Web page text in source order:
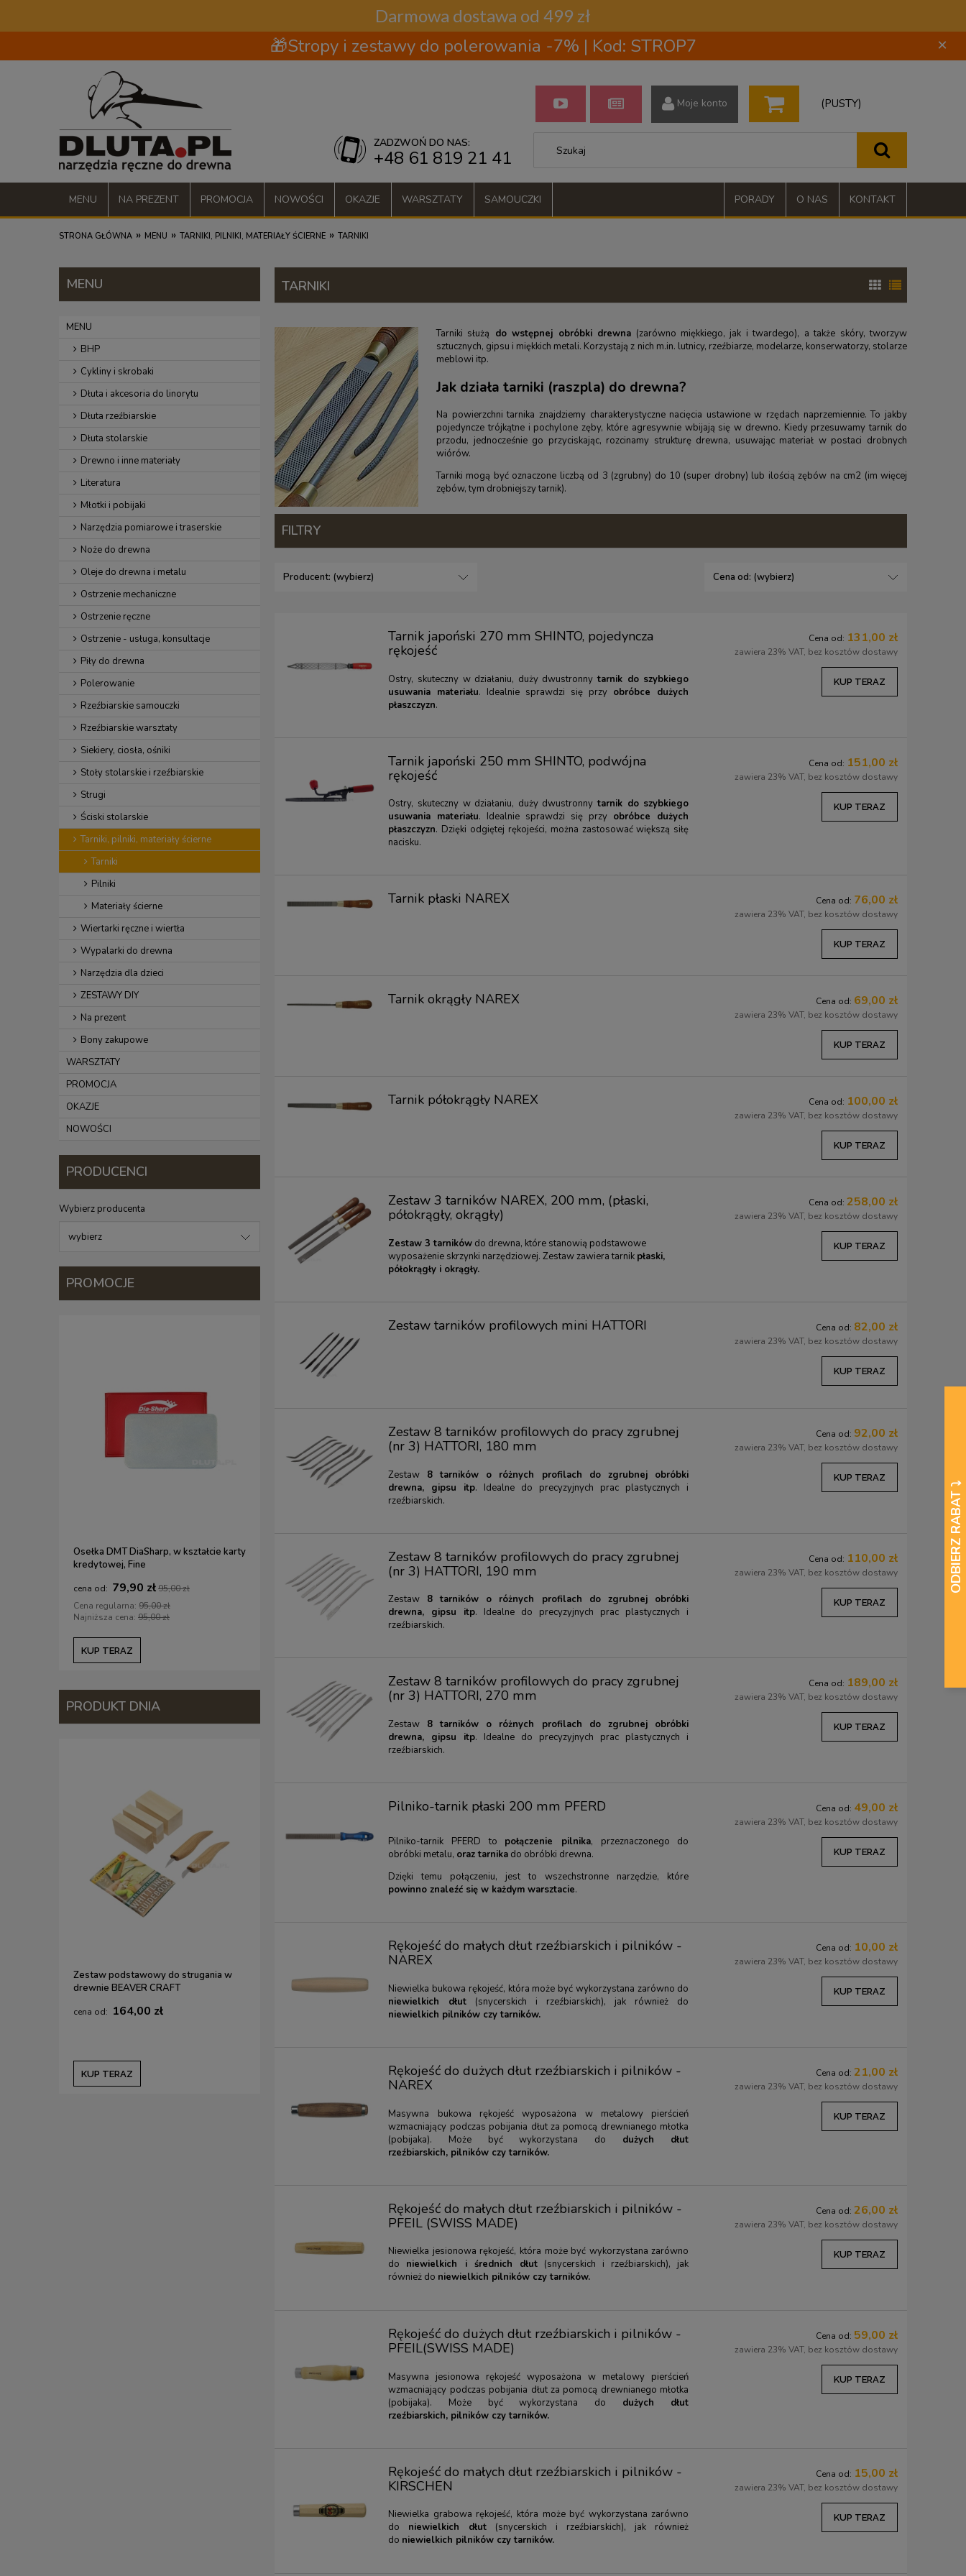
Darmowa dostawa od 499 zł
🎁Stropy i zestawy do polerowania -7% | Kod: STROP7 ×
(PUSTY)
Moje konto
ZADZWOŃ DO NAS:
+48 61 819 21 41
MENU NA PREZENT PROMOCJA NOWOŚCI OKAZJE WARSZTATY SAMOUCZKI KONTAKT
O NAS
PORADY
STRONA GŁÓWNA » MENU » TARNIKI, PILNIKI, MATERIAŁY ŚCIERNE » TARNIKI
MENU
MENU
BHP
Cykliny i skrobaki
Dłuta i akcesoria do linorytu
Dłuta rzeźbiarskie
Dłuta stolarskie
Drewno i inne materiały
Literatura
Młotki i pobijaki
Narzędzia pomiarowe i traserskie
Noże do drewna
Oleje do drewna i metalu
Ostrzenie mechaniczne
Ostrzenie ręczne
Ostrzenie - usługa, konsultacje
Piły do drewna
Polerowanie
Rzeźbiarskie samouczki
Rzeźbiarskie warsztaty
Siekiery, ciosła, ośniki
Stoły stolarskie i rzeźbiarskie
Strugi
Ściski stolarskie
Tarniki, pilniki, materiały ścierne
Tarniki
Pilniki
Materiały ścierne
Wiertarki ręczne i wiertła
Wypalarki do drewna
Narzędzia dla dzieci
ZESTAWY DIY
Na prezent
Bony zakupowe
WARSZTATY
PROMOCJA
OKAZJE
NOWOŚCI
PRODUCENCI
Wybierz producenta
PROMOCJE
Osełka DMT DiaSharp, w kształcie karty
kredytowej, Fine
79,90 zł95,00 zł
Cena regularna: 95,00 zł
Najniższa cena: 95,00 zł
KUP TERAZ
Zestaw DIY do renowacji drewnianych
desek kuchennych
44,00 zł50,00 zł
Cena regularna:50,00 zł
Najniższa cena:
Cyklina uniwersalna wąska NAREX 0,7
mm
Cena regularna:
20,00 zł
Najniższa cena:20,00 zł
Etui na narzędzia - edycja jubileuszowa -
DLUTA.PL / KIRSCHEN - 12 kieszeni
Cena regularna:
Najniższa cena:
Skrobak do
91,00 zł
Cena regularna:
Najniższa cena:
PRODUKT DNIA
Zestaw podstawowy do strugania w
drewnie BEAVER CRAFT
164,00 zł
KUP TERAZ
TARNIKI
Tarniki służą do wstępnej obróbki drewna (zarówno miękkiego, jak i twardego), a także skóry, tworzyw
sztucznych, gipsu i miękkich metali. Korzystają z nich m.in. lutnicy, rzeźbiarze, modelarze, konserwatorzy, stolarze
meblowi itp.
Jak działa tarniki (raszpla) do drewna?
Na powierzchni tarnika znajdziemy charakterystyczne nacięcia ustawione w rzędach naprzemiennie. To jakby
pojedyncze trójkątne i pochylone zęby, które agresywnie wbijają się w drewno. Kiedy przesuwamy tarnik do
przodu, jednocześnie go przyciskając, rozcinamy strukturę drewna, usuwając materiał w postaci drobnych
wiórów.
Tarniki mogą być oznaczone liczbą od 3 (zgrubny) do 10 (super drobny) lub ilością zębów na cm2 (im więcej
zębów, tym drobniejszy tarnik).
FILTRY
Producent: (wybierz) Cena od: (wybierz)
Tarnik japoński 270 mm SHINTO, pojedyncza
rękojeść
Ostry, skuteczny w działaniu, duży dwustronnytarnik do szybkiego
usuwania materiału. Idealnie sprawdzi się przyobróbce dużych
płaszczyzn.
Cena od: 131,00 zł
zawiera 23% VAT, bez kosztów dostawy
KUP TERAZ
Tarnik japoński 250 mm SHINTO, podwójna
rękojeść
Ostry, skuteczny w działaniu, duży dwustronnytarnik do szybkiego
usuwania materiału. Idealnie sprawdzi się przyobróbce dużych
płaszczyzn. Dzięki odgiętej rękojeści, można zastosować większą siłę
nacisku.
Cena od: 151,00 zł
zawiera 23% VAT, bez kosztów dostawy
KUP TERAZ
Tarnik płaski NAREX Cena od: 76,00 zł
zawiera 23% VAT, bez kosztów dostawy
KUP TERAZ
Tarnik okrągły NAREX Cena od: 69,00 zł
zawiera 23% VAT, bez kosztów dostawy
KUP TERAZ
Tarnik półokrągły NAREX Cena od: 100,00 zł
zawiera 23% VAT, bez kosztów dostawy
KUP TERAZ
Zestaw 3 tarników NAREX, 200 mm, (płaski,
półokrągły, okrągły)
Zestaw 3 tarników do drewna, które stanowią podstawowe
wyposażenie skrzynki narzędziowej. Zestaw zawiera tarnik płaski,
półokrągły i okrągły.
Cena od: 258,00 zł
zawiera 23% VAT, bez kosztów dostawy
KUP TERAZ
Zestaw tarników profilowych mini HATTORI Cena od: 82,00 zł
zawiera 23% VAT, bez kosztów dostawy
KUP TERAZ
Zestaw 8 tarników profilowych do pracy zgrubnej
(nr 3) HATTORI, 180 mm
Zestaw 8 tarników o różnych profilach do zgrubnej obróbki
drewna, gipsu itp. Idealne do precyzyjnych prac plastycznych i
rzeźbiarskich.
Cena od: 92,00 zł
zawiera 23% VAT, bez kosztów dostawy
KUP TERAZ
Zestaw 8 tarników profilowych do pracy zgrubnej
(nr 3) HATTORI, 190 mm
Zestaw 8 tarników o różnych profilach do zgrubnej obróbki
drewna, gipsu itp. Idealne do precyzyjnych prac plastycznych i
rzeźbiarskich.
Cena od: 110,00 zł
zawiera 23% VAT, bez kosztów dostawy
KUP TERAZ
Zestaw 8 tarników profilowych do pracy zgrubnej
(nr 3) HATTORI, 270 mm
Zestaw 8 tarników o różnych profilach do zgrubnej obróbki
drewna, gipsu itp. Idealne do precyzyjnych prac plastycznych i
rzeźbiarskich.
Cena od: 189,00 zł
zawiera 23% VAT, bez kosztów dostawy
KUP TERAZ
Pilniko-tarnik płaski 200 mm PFERD
Pilniko-tarnik PFERD to połączenie pilnika, przeznaczonego do
obróbki metalu, oraz tarnika do obróbki drewna.
Dzięki temu połączeniu, jest to wszechstronne narzędzie, które
powinno znaleźć się w każdym warsztacie.
Cena od: 49,00 zł
zawiera 23% VAT, bez kosztów dostawy
KUP TERAZ
Rękojeść do małych dłut rzeźbiarskich i pilników -
NAREX
Niewielka bukowa rękojeść, która może być wykorzystana zarówno do
niewielkich dłut (snycerskich i rzeźbiarskich), jak również do
niewielkich pilników czy tarników.
Cena od: 10,00 zł
zawiera 23% VAT, bez kosztów dostawy
KUP TERAZ
Rękojeść do dużych dłut rzeźbiarskich i pilników -
NAREX
Masywna bukowa rękojeść wyposażona w metalowy pierścień
wzmacniający podczas pobijania dłut za pomocą drewnianego młotka
(pobijaka). Może być wykorzystana do dużych dłut
rzeźbiarskich, pilników czy tarników.
Cena od: 21,00 zł
zawiera 23% VAT, bez kosztów dostawy
KUP TERAZ
Rękojeść do małych dłut rzeźbiarskich i pilników -
PFEIL (SWISS MADE)
Niewielka jesionowa rękojeść, która może być wykorzystana zarówno
do niewielkich i średnich dłut(snycerskich i rzeźbiarskich), jak
również do niewielkich pilników czy tarników.
Cena od: 26,00 zł
zawiera 23% VAT, bez kosztów dostawy
KUP TERAZ
Rękojeść do dużych dłut rzeźbiarskich i pilników -
PFEIL(SWISS MADE)
Masywna jesionowa rękojeść wyposażona w metalowy pierścień
wzmacniający podczas pobijania dłut za pomocą drewnianego młotka
(pobijaka). Może być wykorzystana do dużych dłut
rzeźbiarskich, pilników czy tarników.
Cena od: 59,00 zł
zawiera 23% VAT, bez kosztów dostawy
KUP TERAZ
Rękojeść do małych dłut rzeźbiarskich i pilników -
KIRSCHEN
Niewielka grabowa rękojeść, która może być wykorzystana zarówno
do niewielkich dłut (snycerskich i rzeźbiarskich), jak również
do niewielkich pilników czy tarników.
Cena od: 15,00 zł
zawiera 23% VAT, bez kosztów dostawy
KUP TERAZ